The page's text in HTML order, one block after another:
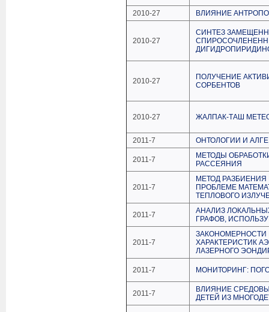
2010-27 ВЛИЯНИЕ
2010-27
CИНТЕЗ
2010-27
ПОЛУЧЕНИЕ
СОРБЕНТОВ
2010-27 ЖАЛПАК-ТАШ
2011-7 ОНТОЛОГИИ И
2011-7
МЕТОДЫ
РАССЕЯНИЯ
2011-7
МЕТОД
ПРОБЛЕМЕ
ТЕПЛОВОГО
2011-7
АНАЛИЗ
ГРАФОВ,
2011-7
ЗАКОНОМЕРНОСТИ
ХАРАКТЕРИСТИК
ЛАЗЕРНОГО
2011-7 МОНИТОРИНГ:
2011-7
ВЛИЯНИЕ
ДЕТЕЙ ИЗ